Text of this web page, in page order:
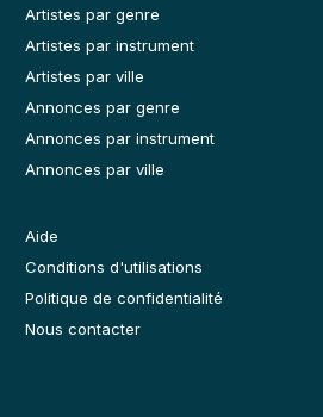
Artistes par genre
Artistes par instrument
Artistes par ville
Annonces par genre
Annonces par instrument
Annonces par ville
Aide
Conditions d'utilisations
Politique de confidentialité
Nous contacter